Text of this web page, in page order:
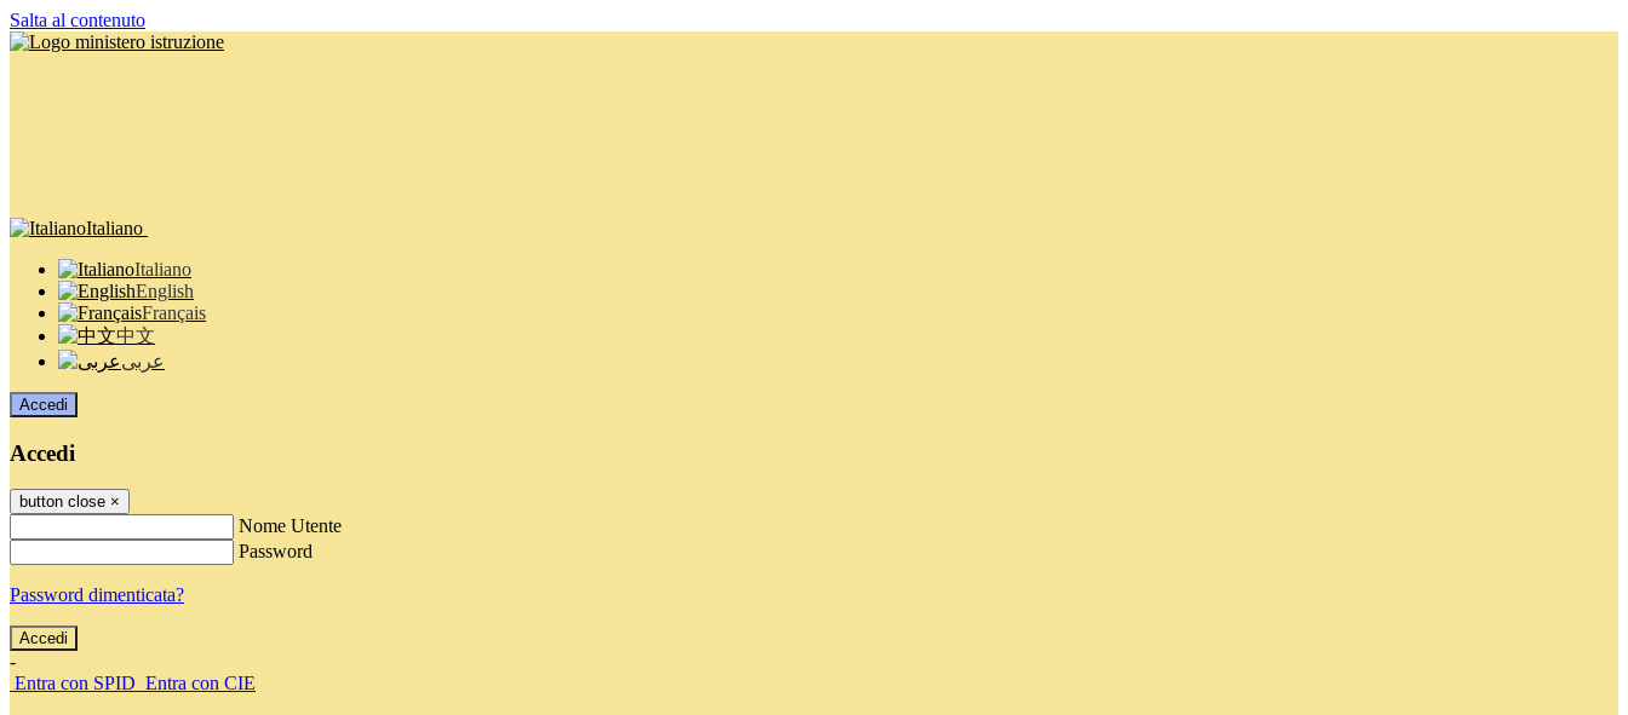
Salta al contenuto
Italiano
Italiano
English
Français
中文
عربى
Accedi
Accedi
button close ×
Nome Utente
Password
Password dimenticata?
-
Entra con SPID Entra con CIE